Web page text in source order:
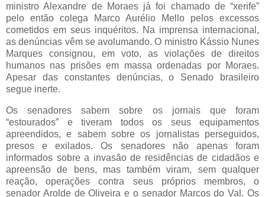
ministro Alexandre de Moraes já foi chamado de “xerife”
pelo então colega Marco Aurélio Mello pelos excessos
cometidos em seus inquéritos. Na imprensa internacional,
as denúncias vêm se avolumando. O ministro Kássio Nunes
Marques consignou, em voto, as violações de direitos
humanos nas prisões em massa ordenadas por Moraes.
Apesar das constantes denúncias, o Senado brasileiro
segue inerte.
Os senadores sabem sobre os jornais que foram
“estourados” e tiveram todos os seus equipamentos
apreendidos, e sabem sobre os jornalistas perseguidos,
presos e exilados. Os senadores não apenas foram
informados sobre a invasão de residências de cidadãos e
apreensão de bens, mas também viram, sem qualquer
reação, operações contra seus próprios membros, o
senador Arolde de Oliveira e o senador Marcos do Val. Os